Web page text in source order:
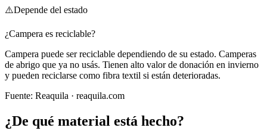
⚠️Depende del estado
¿Campera es reciclable?
Campera puede ser reciclable dependiendo de su estado. Camperas
de abrigo que ya no usás. Tienen alto valor de donación en invierno
y pueden reciclarse como fibra textil si están deterioradas.
Fuente: Reaquila · reaquila.com
¿De qué material está hecho?